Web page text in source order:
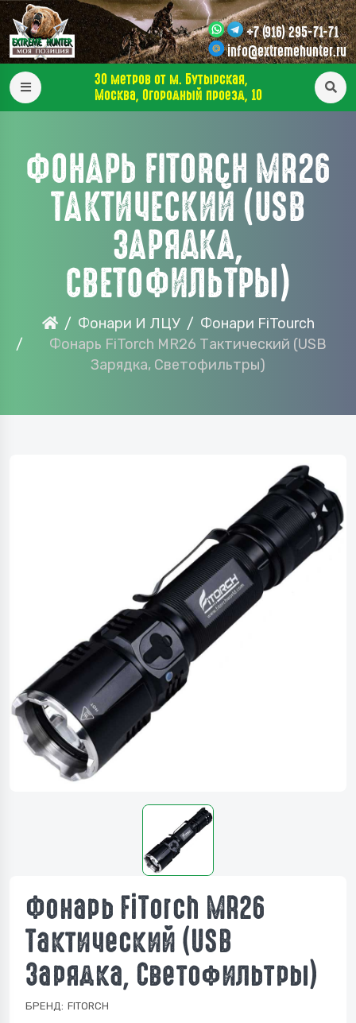
+7 (916) 295-71-71
info@extremehunter.ru
30 метров от м. Бутырская,
Москва, Огородный проезд, 10
ФОНАРЬ FITORCH MR26
ТАКТИЧЕСКИЙ (USB
ЗАРЯДКА,
СВЕТОФИЛЬТРЫ)
Фонари И ЛЦУ
Фонари FiTourch
Фонарь FiTorch MR26 Тактический (USB
Зарядка, Светофильтры)
Фонарь FiTorch MR26
Тактический (USB
Зарядка, Светофильтры)
БРЕНД: FITORCH